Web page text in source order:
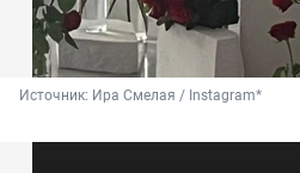
Источник: Ира Смелая / Instagram*